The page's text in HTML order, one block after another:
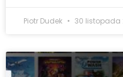
Piotr Dudek 30 listopada